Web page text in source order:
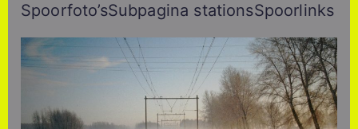
Spoorfoto’sSubpagina stationsSpoorlinks